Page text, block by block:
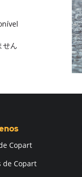
せん
Copart
de Copart